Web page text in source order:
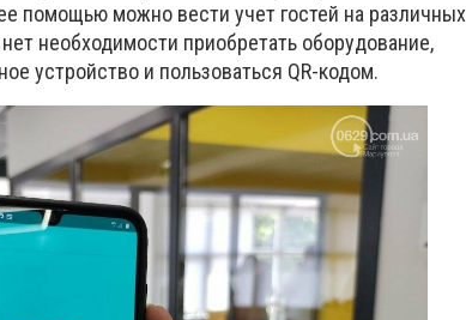
помощью можно вести учет гостей на различных
необходимости приобретать оборудование,
устройство и пользоваться QR-кодом.